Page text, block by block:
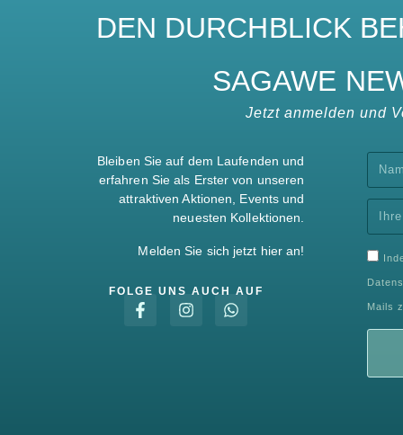
DEN DURCHBLICK
SAGAWE
Jetzt anmelden und
Bleiben Sie auf dem Laufenden und
erfahren Sie als Erster von unseren
attraktiven Aktionen, Events und
neuesten Kollektionen.
Melden Sie sich jetzt hier an!
FOLGE UNS AUCH AUF
Mails